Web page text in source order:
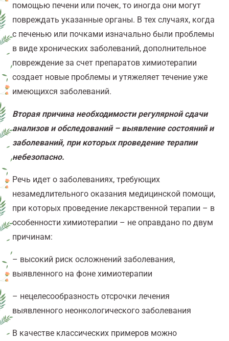
помощью печени или почек, то иногда они могут
повреждать указанные органы. В тех случаях, когда
с печенью или почками изначально были проблемы
в виде хронических заболеваний, дополнительное
повреждение за счет препаратов химиотерапии
создает новые проблемы и утяжеляет течение уже
имеющихся заболеваний.
Вторая причина необходимости регулярной сдачи
анализов и обследований – выявление состояний и
заболеваний, при которых проведение терапии
небезопасно.
Речь идет о заболеваниях, требующих
незамедлительного оказания медицинской помощи,
при которых проведение лекарственной терапии – в
особенности химиотерапии – не оправдано по двум
причинам:
– высокий риск осложнений заболевания,
выявленного на фоне химиотерапии
– нецелесообразность отсрочки лечения
выявленного неонкологического заболевания
В качестве классических примеров можно